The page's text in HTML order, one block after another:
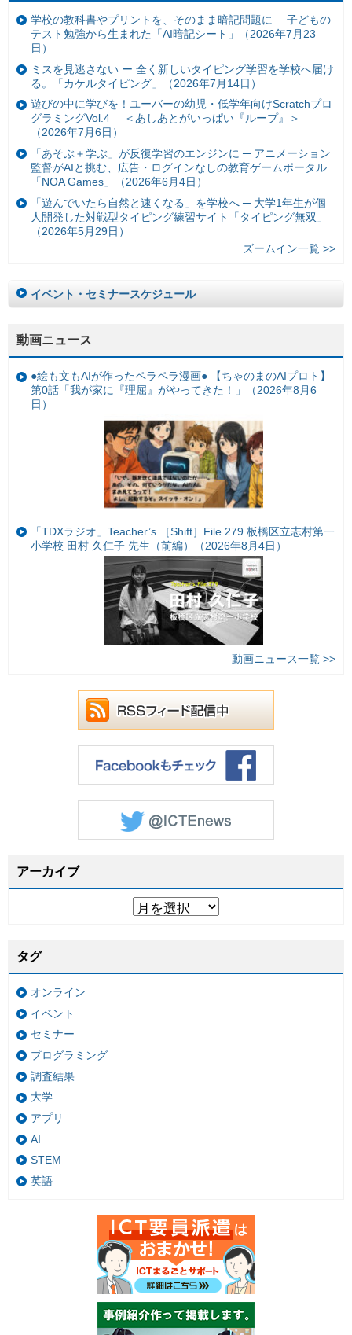
学校の教科書やプリントを、そのまま暗記問題に ─ 子どもの
テスト勉強から生まれた「AI暗記シート」（2026年7月23
日）
ミスを見逃さない ー 全く新しいタイピング学習を学校へ届け
る。「カケルタイピング」（2026年7月14日）
遊びの中に学びを！ユーバーの幼児・低学年向けScratchプロ
グラミングVol.4 ＜あしあとがいっぱい『ループ』＞
（2026年7月6日）
「あそぶ＋学ぶ」が反復学習のエンジンに ─ アニメーション
監督がAIと挑む、広告・ログインなしの教育ゲームポータル
「NOA Games」（2026年6月4日）
「遊んでいたら自然と速くなる」を学校へ ─ 大学1年生が個
人開発した対戦型タイピング練習サイト「タイピング無双」
（2026年5月29日）
ズームイン一覧 >>
イベント・セミナースケジュール
動画ニュース
●絵も文もAIが作ったペラペラ漫画● 【ちゃのまのAIプロト】
第0話「我が家に『理屈』がやってきた！」（2026年8月6
日）
「TDXラジオ」Teacher’s ［Shift］File.279 板橋区立志村第一
小学校 田村 久仁子 先生（前編）（2026年8月4日）
動画ニュース一覧 >>
アーカイブ
タグ
オンライン
イベント
セミナー
プログラミング
調査結果
大学
アプリ
AI
STEM
英語